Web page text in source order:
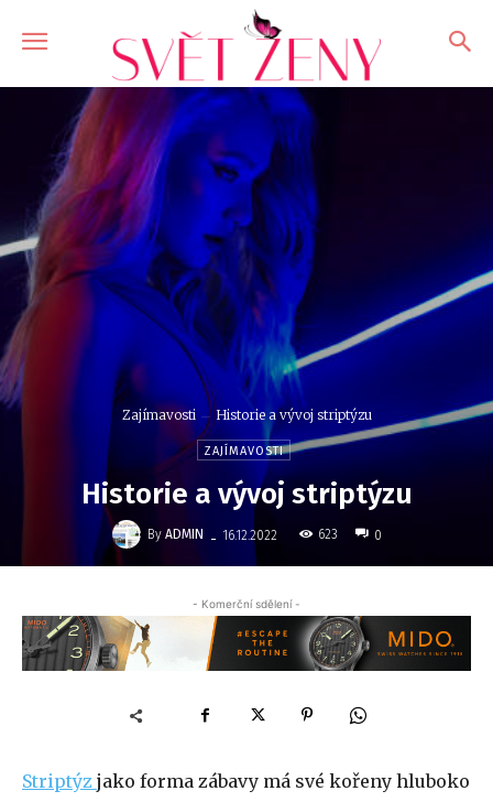
Zajímavosti Historie a vývoj striptýzu
ZAJÍMAVOSTI
Historie a vývoj striptýzu
By ADMIN - 16.12.2022 623 0
- Komerční sdělení -
Striptýz jako forma zábavy má své kořeny hluboko